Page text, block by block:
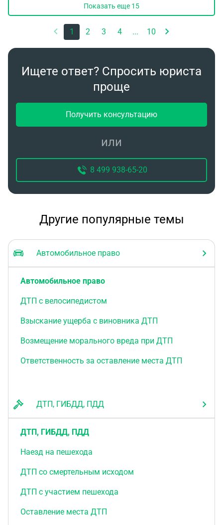
что мне и моему другу грозит в данной ситуации
и как лучше поступить?
Показать еще 15
1 2 3 4 ... 10
Ищете ответ? Спросить юриста
проще
Получить консультацию
или
8 499 938-65-20
Другие популярные темы
Автомобильное право
Автомобильное право
ДТП с велосипедистом
Взыскание ущерба с виновника ДТП
Возмещение морального вреда при ДТП
Ответственность за оставление места ДТП
ДТП, ГИБДД, ПДД
ДТП, ГИБДД, ПДД
Наезд на пешехода
ДТП со смертельным исходом
ДТП с участием пешехода
Оставление места ДТП